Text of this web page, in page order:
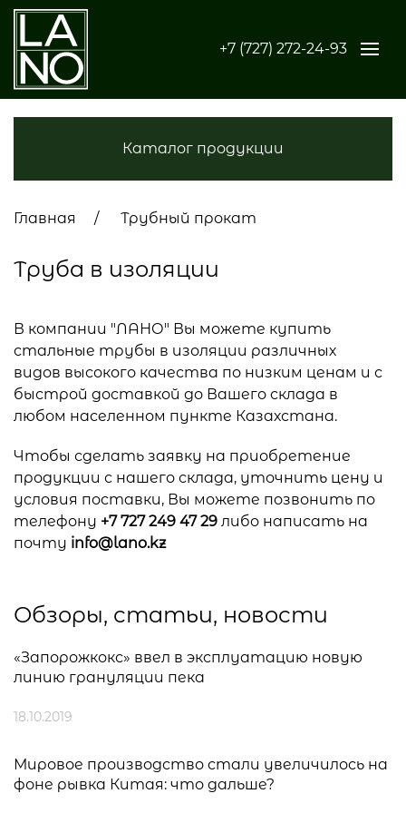
+7 (727) 272-24-93
Каталог продукции
Главная Трубный прокат
Труба в изоляции
В компании "ЛАНО" Вы можете купить
стальные трубы в изоляции различных
видов высокого качества по низким ценам и с
быстрой доставкой до Вашего склада в
любом населенном пункте Казахстана.
Чтобы сделать заявку на приобретение
продукции с нашего склада, уточнить цену и
условия поставки, Вы можете позвонить по
телефону +7 727 249 47 29 либо написать на
почту info@lano.kz
Обзоры, статьи, новости
«Запорожкокс» ввел в эксплуатацию новую
линию грануляции пека
18.10.2019
Мировое производство стали увеличилось на
фоне рывка Китая: что дальше?